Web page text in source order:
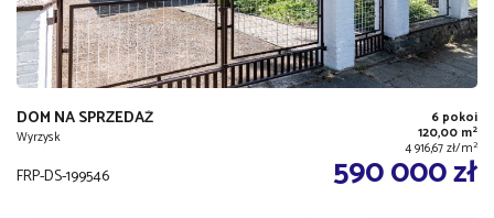
DOM NA SPRZEDAŻ
Wyrzysk
6 pokoi
120,00 m2
4 916,67 zł/m2
FRP-DS-199546 590 000 zł